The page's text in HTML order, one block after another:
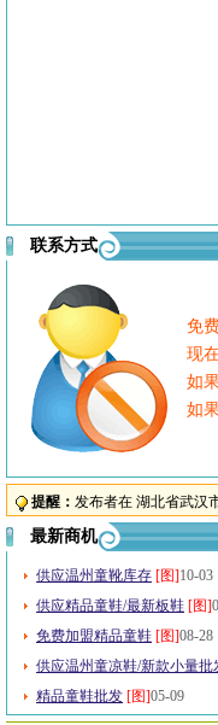
联系方式
免
现
如
如
提醒： 发布者在 湖北省武汉
最新商机
供应温州童靴库存 [图]10-03
供应精品童鞋/最新板鞋 [图]
免费加盟精品童鞋 [图]08-28
供应温州童凉鞋/新款小量批
精品童鞋批发 [图]05-09